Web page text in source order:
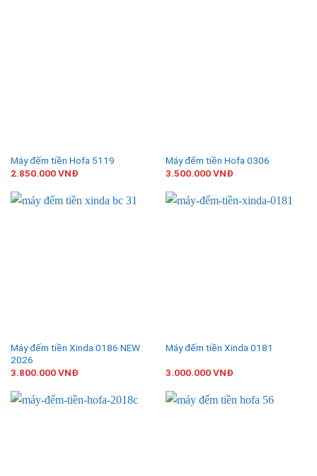
Máy đếm tiền Hofa 5119
2.850.000VNĐ
Máy đếm tiền Hofa 0306
3.500.000VNĐ
Máy đếm tiền Xinda 0186 NEW
2026
3.800.000VNĐ
Máy đếm tiền Xinda 0181
3.000.000VNĐ